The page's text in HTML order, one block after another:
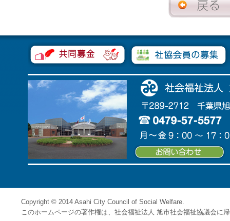
Copyright © 2014 Asahi City Council of Social Welfare.
このホームページの著作権は、社会福祉法人 旭市社会福祉協議会に